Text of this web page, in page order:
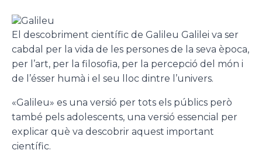
El descobriment científic de Galileu Galilei va ser
cabdal per la vida de les persones de la seva època,
per l’art, per la filosofia, per la percepció del món i
de l’ésser humà i el seu lloc dintre l’univers.
«Galileu» es una versió per tots els públics però
també pels adolescents, una versió essencial per
explicar què va descobrir aquest important
científic.